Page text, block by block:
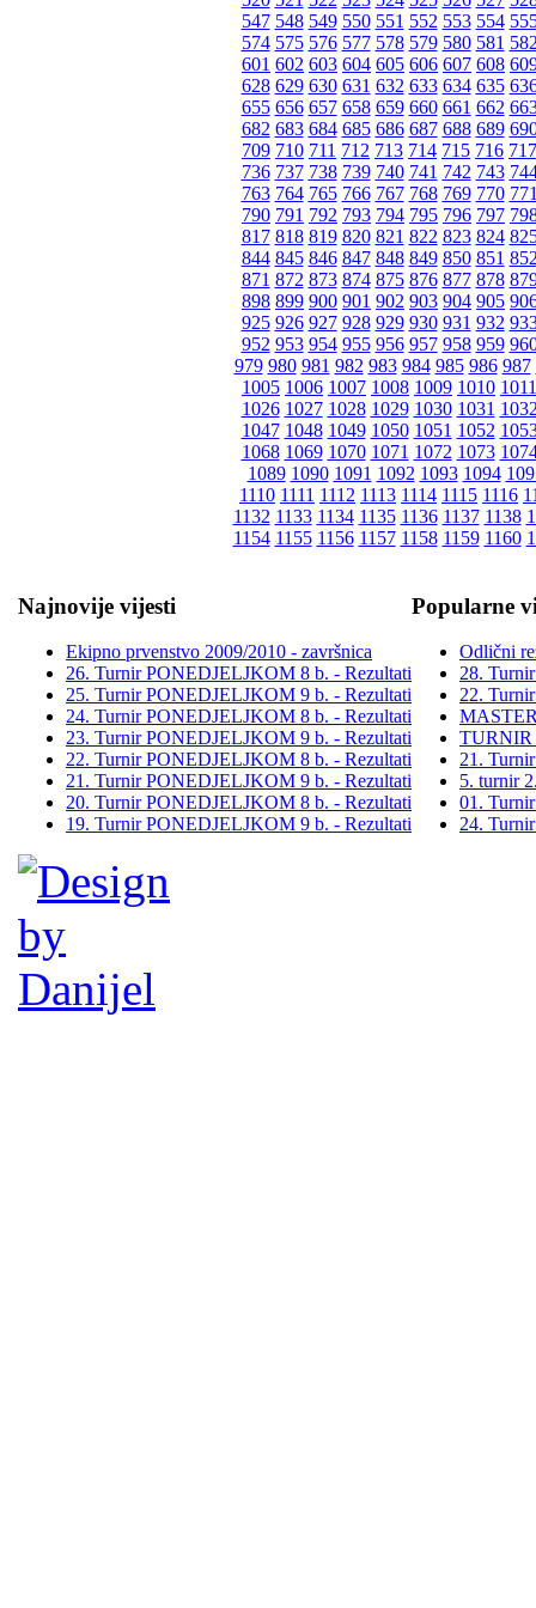
547 548 549 550 551 552 553 554
574 575 576 577 578 579 580 581
601 602 603 604 605 606 607 608
628 629 630 631 632 633 634 635
655 656 657 658 659 660 661 662
682 683 684 685 686 687 688 689
709 710 711 712 713 714 715 716 717
736 737 738 739 740 741 742 743
763 764 765 766 767 768 769 770
790 791 792 793 794 795 796 797
817 818 819 820 821 822 823 824
844 845 846 847 848 849 850 851
871 872 873 874 875 876 877 878
898 899 900 901 902 903 904 905
925 926 927 928 929 930 931 932
952 953 954 955 956 957 958 959
979 980 981 982 983 984 985 986 987
1005 1006 1007 1008 1009 1010 1011
1026 1027 1028 1029 1030 1031
1047 1048 1049 1050 1051 1052
1068 1069 1070 1071 1072 1073
1089 1090 1091 1092 1093 1094
1110 1111 1112 1113 1114 1115 1116
1132 1133 1134 1135 1136 1137 1138
1154 1155 1156 1157 1158 1159 1160
Najnovije vijesti
Ekipno prvenstvo 2009/2010 - završnica
26. Turnir PONEDJELJKOM 8 b. - Rezultati
25. Turnir PONEDJELJKOM 9 b. - Rezultati
24. Turnir PONEDJELJKOM 8 b. - Rezultati
23. Turnir PONEDJELJKOM 9 b. - Rezultati
22. Turnir PONEDJELJKOM 8 b. - Rezultati
21. Turnir PONEDJELJKOM 9 b. - Rezultati
20. Turnir PONEDJELJKOM 8 b. - Rezultati
19. Turnir PONEDJELJKOM 9 b. - Rezultati
Popularne
Odlični
28.
22.
TURNIR
21.
5. turnir
01.
24.